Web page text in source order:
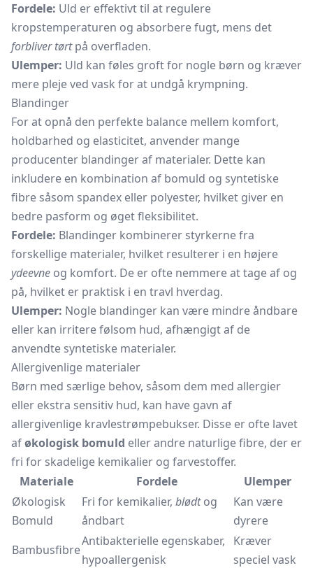
Fordele: Uld er effektivt til at regulere
kropstemperaturen og absorbere fugt, mens det
forbliver tørtpå overfladen.
Ulemper: Uld kan føles groft for nogle børn og kræver
mere pleje ved vask for at undgå krympning.
Blandinger
For at opnå den perfekte balance mellem komfort,
holdbarhed og elasticitet, anvender mange
producenter blandinger af materialer. Dette kan
inkludere en kombination af bomuld og syntetiske
fibre såsom spandex eller polyester, hvilket giver en
bedre pasform og øget fleksibilitet.
Fordele: Blandinger kombinerer styrkerne fra
forskellige materialer, hvilket resulterer i en højere
ydeevne og komfort. De er ofte nemmere at tage af og
på, hvilket er praktisk i en travl hverdag.
Ulemper: Nogle blandinger kan være mindre åndbare
eller kan irritere følsom hud, afhængigt af de
anvendte syntetiske materialer.
Allergivenlige materialer
Børn med særlige behov, såsom dem med allergier
eller ekstra sensitiv hud, kan have gavn af
allergivenlige kravlestrømpebukser. Disse er ofte lavet
aføkologisk bomuld eller andre naturlige fibre, der er
fri for skadelige kemikalier og farvestoffer.
Materiale
Fordele
Ulemper
Økologisk
Bomuld
Fri for kemikalier, blødtog
åndbart
Kan være
dyrere
Bambusfibre
Antibakterielle egenskaber,
hypoallergenisk
Kræver
speciel vask